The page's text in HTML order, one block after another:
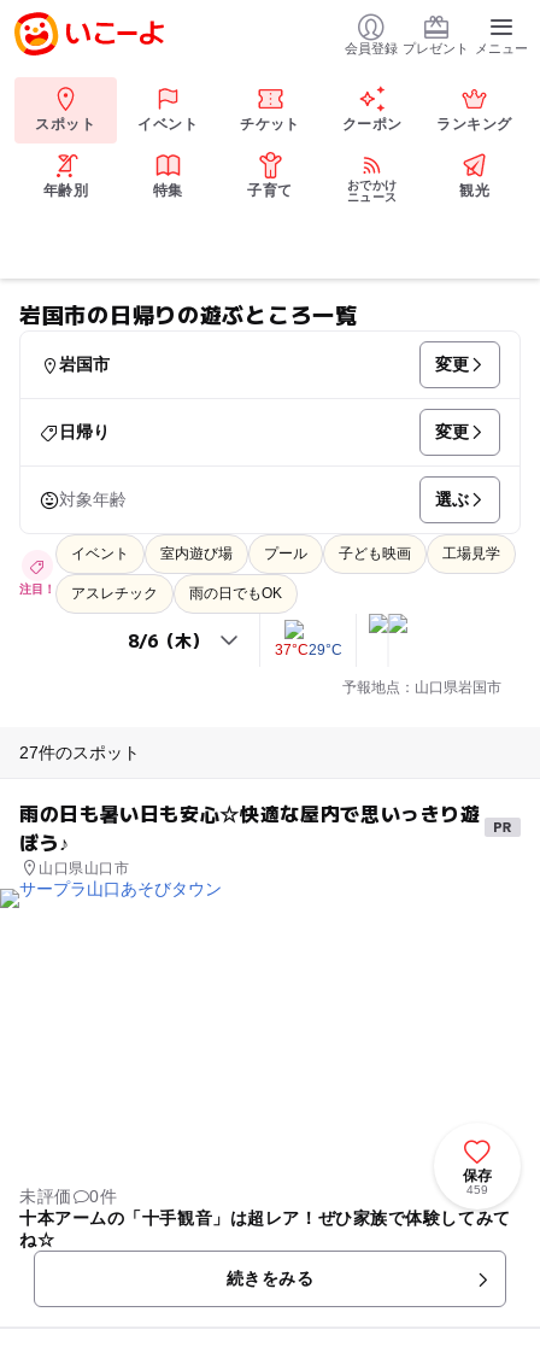
会員登録 プレゼント メニュー
スポット イベント チケット クーポン ランキング
年齢別 特集 子育て
おでかけ
ニュース
観光
岩国市の日帰りの遊ぶところ一覧
岩国市 変更
日帰り 変更
対象年齢 選ぶ
注目！
イベント 室内遊び場 プール 子ども映画 工場見学
アスレチック 雨の日でもOK
37°C29°C
予報地点：山口県岩国市
27件のスポット
雨の日も暑い日も安心☆快適な屋内で思いっきり遊
ぼう♪
山口県山口市
保存
459
未評価
0件
十本アームの「十手観音」は超レア！ぜひ家族で体験してみて
ね☆
続きをみる